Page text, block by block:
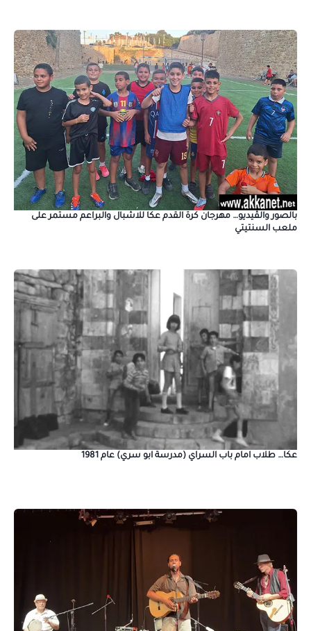
بالصور والڤيديو… مهرجان كرة القدم عكا للاشبال والبراعم مستمر على
ملعب السنتيتي
عكا… طلاب امام باب السراي (مدرسة ابو سري) عام 1981